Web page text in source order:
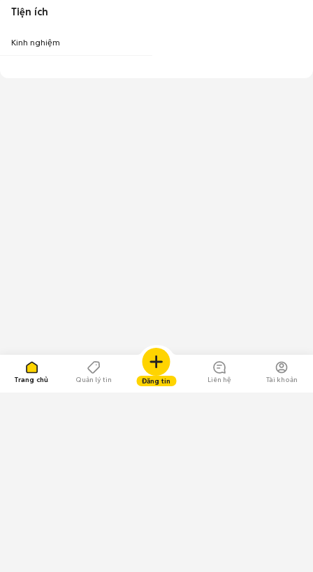
Trang chủ Quản lý tin Đăng tin Liên hệ Tài khoản
Tiện ích
Kinh nghiệm